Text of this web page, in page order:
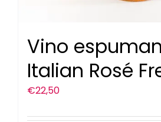
Vino
Italian Rosé
€22,50